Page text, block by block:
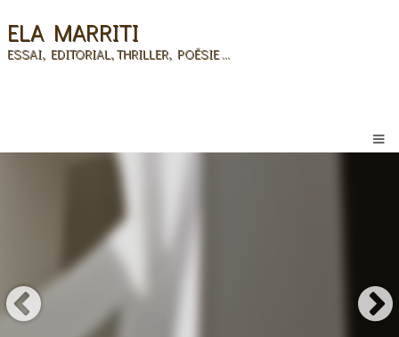
ELA MARRITI
ESSAI, EDITORIAL, THRILLER, POÉSIE ...